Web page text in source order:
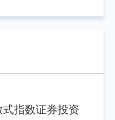
指数证券投资